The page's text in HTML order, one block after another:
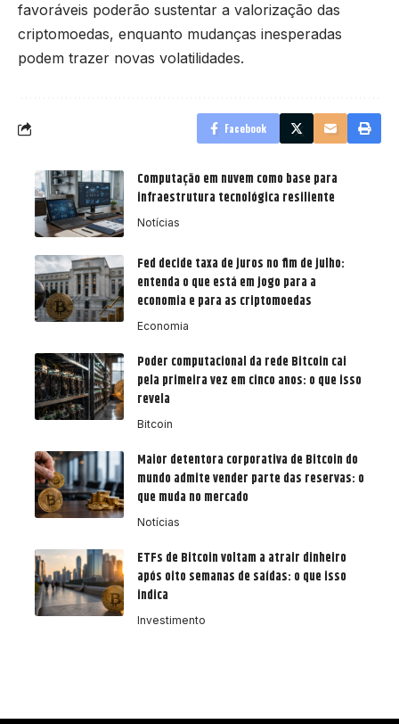
favoráveis poderão sustentar a valorização das
criptomoedas, enquanto mudanças inesperadas
podem trazer novas volatilidades.
Facebook
Computação em nuvem como base para
infraestrutura tecnológica resiliente
Notícias
Fed decide taxa de juros no fim de julho:
entenda o que está em jogo para a
economia e para as criptomoedas
Economia
Poder computacional da rede Bitcoin cai
pela primeira vez em cinco anos: o que isso
revela
Bitcoin
Maior detentora corporativa de Bitcoin do
mundo admite vender parte das reservas: o
que muda no mercado
Notícias
ETFs de Bitcoin voltam a atrair dinheiro
após oito semanas de saídas: o que isso
indica
Investimento